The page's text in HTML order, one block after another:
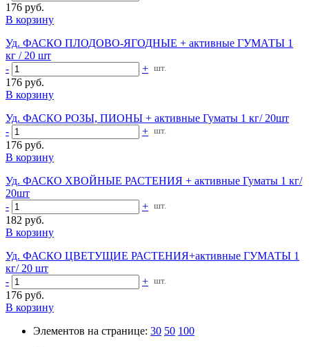
176 руб.
В корзину
Уд. ФАСКО ПЛОДОВО-ЯГОДНЫЕ + активные ГУМАТЫ 1
кг / 20 шт
-
+ шт.
176 руб.
В корзину
Уд. ФАСКО РОЗЫ, ПИОНЫ + активные Гуматы 1 кг/ 20шт
-
+ шт.
176 руб.
В корзину
Уд. ФАСКО ХВОЙНЫЕ РАСТЕНИЯ + активные Гуматы 1 кг/
20шт
-
+ шт.
182 руб.
В корзину
Уд. ФАСКО ЦВЕТУЩИЕ РАСТЕНИЯ+активные ГУМАТЫ 1
кг/ 20 шт
-
+ шт.
176 руб.
В корзину
Элементов на странице: 30 50 100